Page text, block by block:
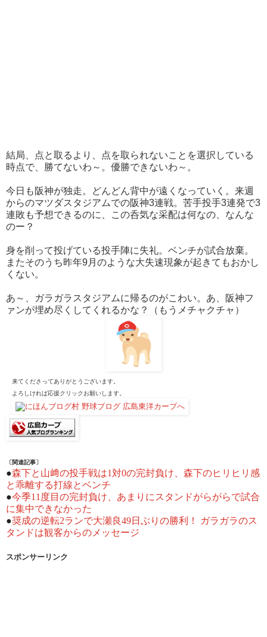
結局、点と取るより、点を取られないことを選択している
時点で、勝てないわ～。優勝できないわ～。
今日も阪神が独走。どんどん背中が遠くなっていく。来週
からのマツダスタジアムでの阪神3連戦。苦手投手3連発で3
連敗も予想できるのに、この呑気な采配は何なの、なんな
のー？
身を削って投げている投手陣に失礼。ベンチが試合放棄。
またそのうち昨年9月のような大失速現象が起きてもおかし
くない。
あ～、ガラガラスタジアムに帰るのがこわい。あ、阪神フ
ァンが埋め尽くしてくれるかな？（もうメチャクチャ）
来てくださってありがとうございます。
よろしければ応援クリックお願いします。
〔関連記事〕
●森下と山﨑の投手戦は1対0の完封負け、森下のヒリヒリ感
と乖離する打線とベンチ
●今季11度目の完封負け、あまりにスタンドがらがらで試合
に集中できなかった
●奨成の逆転2ランで大瀬良49日ぶりの勝利！ ガラガラのス
タンドは観客からのメッセージ
スポンサーリンク